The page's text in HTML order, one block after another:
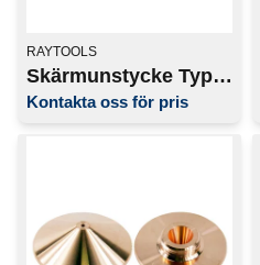
RAYTOOLS
Skärmunstycke Typ "D" 1-3kw
Kontakta oss för pris